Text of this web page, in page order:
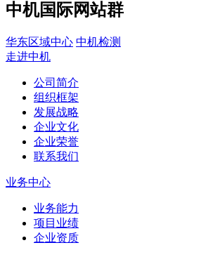
中机国际网站群
华东区域中心 中机检测
走进中机
公司简介
组织框架
发展战略
企业文化
企业荣誉
联系我们
业务中心
业务能力
项目业绩
企业资质